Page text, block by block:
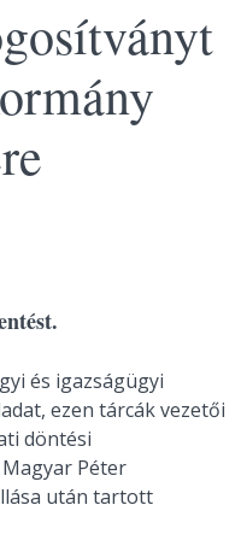
és igazságügyi
ezen tárcák vezetői
döntési
Péter
után tartott